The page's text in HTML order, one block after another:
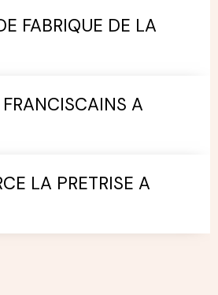
FABRIQUE DE LA
FRANCISCAINS A
LA PRETRISE A